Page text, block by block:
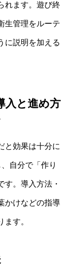
れます。遊び終
生管理をルーテ
に説明を加える
入と進め方
と効果は十分に
自分で「作り
す。導入方法・
かけなどの指導
す。